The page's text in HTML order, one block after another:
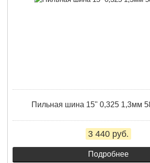
Пильная шина 15" 0,325 1,3мм
3 440 руб.
Подробнее